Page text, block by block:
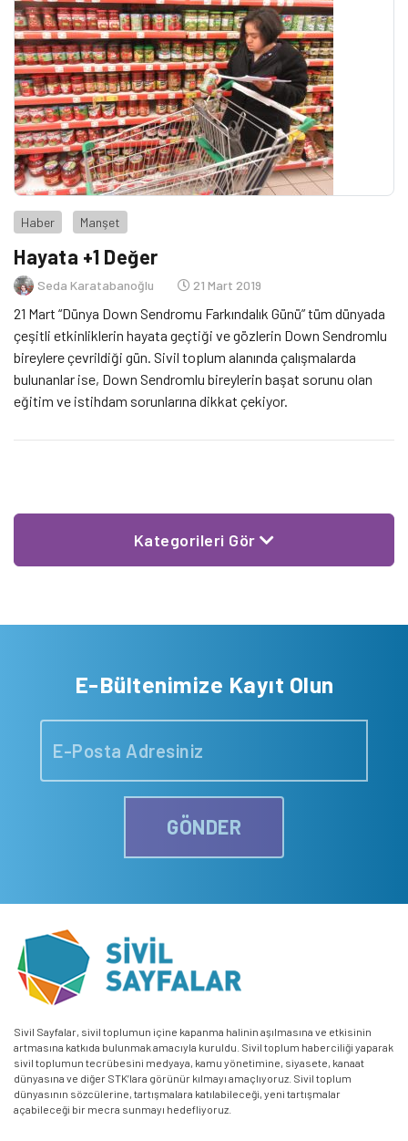
Haber Manşet
Hayata +1 Değer
Seda Karatabanoğlu 21 Mart 2019
21 Mart “Dünya Down Sendromu Farkındalık Günü” tüm dünyada
çeşitli etkinliklerin hayata geçtiği ve gözlerin Down Sendromlu
bireylere çevrildiği gün. Sivil toplum alanında çalışmalarda
bulunanlar ise, Down Sendromlu bireylerin başat sorunu olan
eğitim ve istihdam sorunlarına dikkat çekiyor.
Kategorileri Gör
E-Bültenimize Kayıt Olun
GÖNDER
Sivil Sayfalar, sivil toplumun içine kapanma halinin aşılmasına ve etkisinin
artmasına katkıda bulunmak amacıyla kuruldu. Sivil toplum haberciliği yaparak
sivil toplumun tecrübesini medyaya, kamu yönetimine, siyasete, kanaat
dünyasına ve diğer STK’lara görünür kılmayı amaçlıyoruz. Sivil toplum
dünyasının sözcülerine, tartışmalara katılabileceği, yeni tartışmalar
açabileceği bir mecra sunmayı hedefliyoruz.